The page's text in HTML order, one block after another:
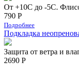
От +10С до -5С.
790 Р
Подробнее
Подкладка
Защита от ветра и
2690 Р